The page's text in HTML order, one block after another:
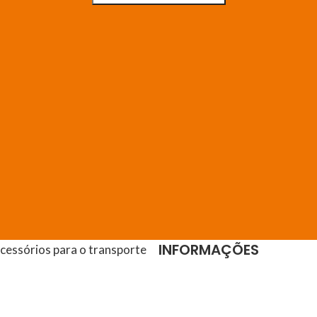
para o transporte
INFORMAÇÕES